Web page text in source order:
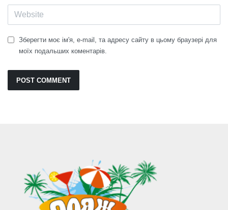
Зберегти моє ім'я, e-mail, та адресу сайту в цьому браузері для
моїх подальших коментарів.